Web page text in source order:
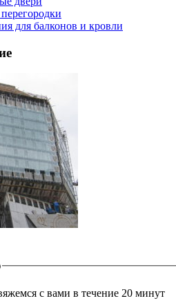
для балконов и кровли
с вами в течение 20 минут